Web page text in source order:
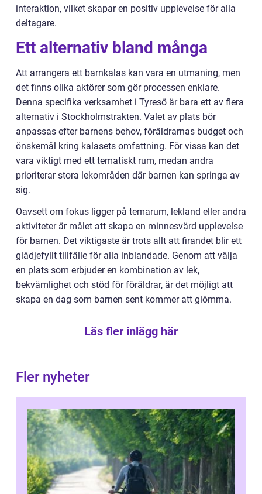
interaktion, vilket skapar en positiv upplevelse för alla
deltagare.
Ett alternativ bland många
Att arrangera ett barnkalas kan vara en utmaning, men
det finns olika aktörer som gör processen enklare.
Denna specifika verksamhet i Tyresö är bara ett av flera
alternativ i Stockholmstrakten. Valet av plats bör
anpassas efter barnens behov, föräldrarnas budget och
önskemål kring kalasets omfattning. För vissa kan det
vara viktigt med ett tematiskt rum, medan andra
prioriterar stora lekområden där barnen kan springa av
sig.
Oavsett om fokus ligger på temarum, lekland eller andra
aktiviteter är målet att skapa en minnesvärd upplevelse
för barnen. Det viktigaste är trots allt att firandet blir ett
glädjefyllt tillfälle för alla inblandade. Genom att välja
en plats som erbjuder en kombination av lek,
bekvämlighet och stöd för föräldrar, är det möjligt att
skapa en dag som barnen sent kommer att glömma.
Läs fler inlägg här
Fler nyheter